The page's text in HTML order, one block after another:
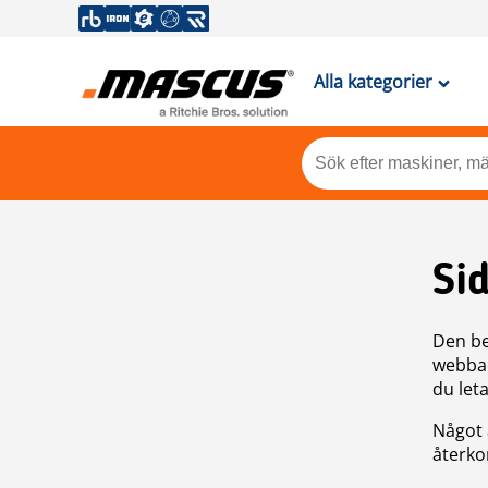
Alla kategorier
Den
du
Något